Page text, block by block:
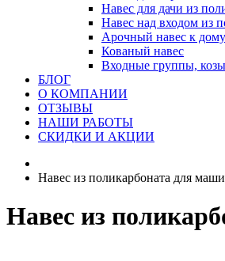
Навес для дачи из
Навес над входом из
Арочный навес к
Кованый навес
Входные группы,
БЛОГ
О КОМПАНИИ
ОТЗЫВЫ
НАШИ РАБОТЫ
СКИДКИ И АКЦИИ
Навес из поликарбоната для
Навес из